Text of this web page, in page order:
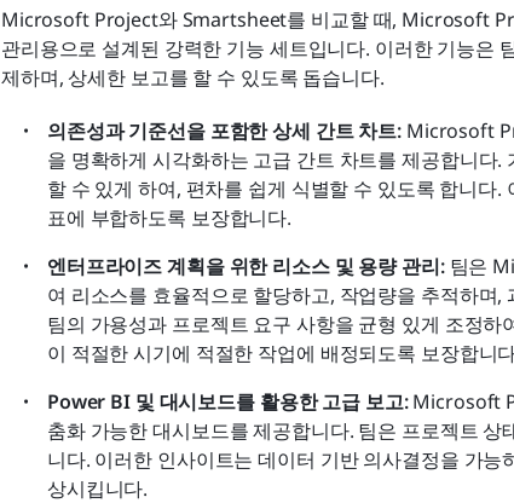
Microsoft Project와 Smartsheet를 비교할 때, Microsoft
관리용으로 설계된 강력한 기능 세트입니다. 이러한 기능은
제하며, 상세한 보고를 할 수 있도록 돕습니다.
의존성과 기준선을 포함한 상세 간트 차트: Microsoft
을 명확하게 시각화하는 고급 간트 차트를 제공합니다
할 수 있게 하여, 편차를 쉽게 식별할 수 있도록 합니다
표에 부합하도록 보장합니다.
엔터프라이즈 계획을 위한 리소스 및 용량 관리: 팀은
여 리소스를 효율적으로 할당하고, 작업량을 추적하며
팀의 가용성과 프로젝트 요구 사항을 균형 있게 조정
이 적절한 시기에 적절한 작업에 배정되도록 보장합니
Power BI 및 대시보드를 활용한 고급 보고: Microsoft
춤화 가능한 대시보드를 제공합니다. 팀은 프로젝트
니다. 이러한 인사이트는 데이터 기반 의사결정을 가
상시킵니다.